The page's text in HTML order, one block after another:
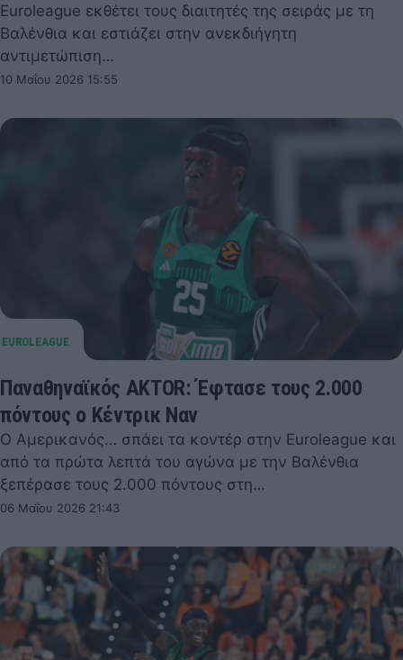
Euroleague εκθέτει τους διαιτητές της σειράς με τη
Βαλένθια και εστιάζει στην ανεκδιήγητη
αντιμετώπιση…
10 Μαΐου 2026 15:55
Παναθηναϊκός AKTOR: Έφτασε τους 2.000
πόντους ο Κέντρικ Ναν
Ο Αμερικανός… σπάει τα κοντέρ στην Euroleague και
από τα πρώτα λεπτά του αγώνα με την Βαλένθια
ξεπέρασε τους 2.000 πόντους στη…
06 Μαΐου 2026 21:43